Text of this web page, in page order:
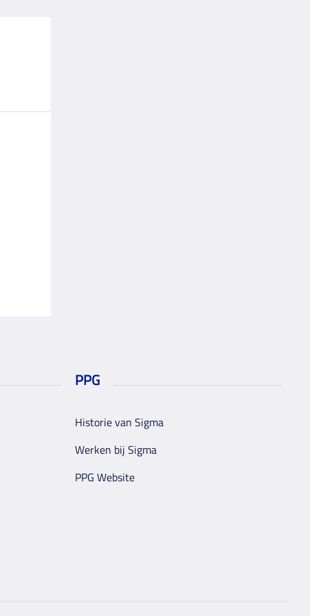
PPG
Historie van Sigma
Werken bij Sigma
PPG Website